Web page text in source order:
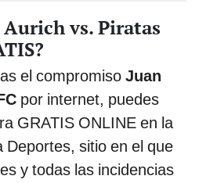
Aurich vs. Piratas
el compromiso Juan
por internet, puedes
GRATIS ONLINE en la
Deportes, sitio en el que
y todas las incidencias